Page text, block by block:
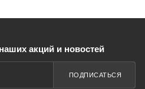
акций и новостей
ПОДПИСАТЬСЯ